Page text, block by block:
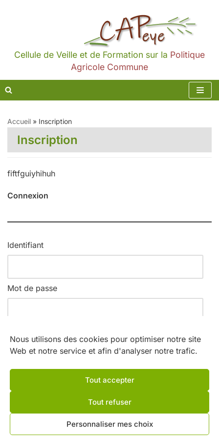
Nous utilisons des cookies pour optimiser notre site
Web et notre service et afin d'analyser notre trafic.
Tout accepter
Tout refuser
Personnaliser mes choix
contenu
Cellule de Veille et de Formation sur la Politique
Agricole Commune
Accueil » Inscription
Inscription
fiftfguiyhihuh
Connexion
Identifiant
Mot de passe
Mot de passe oublié ?
Demandez un accès
Nos partenaires